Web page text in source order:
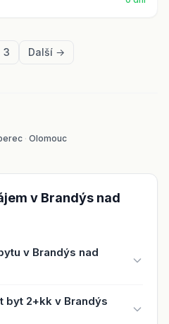
3 Další →
· Olomouc
v Brandýs nad
v Brandýs nad
byt 2+kk v Brandýs